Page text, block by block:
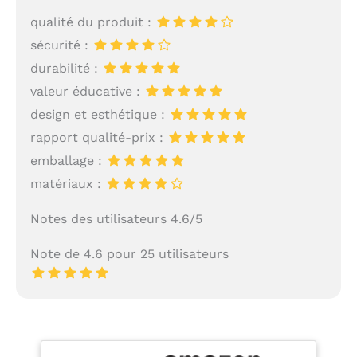
qualité du produit :
sécurité :
durabilité :
valeur éducative :
design et esthétique :
rapport qualité-prix :
emballage :
matériaux :
Notes des utilisateurs 4.6/5
Note de 4.6 pour 25 utilisateurs